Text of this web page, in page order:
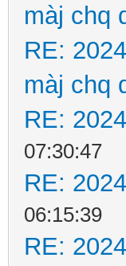
màj chq
RE:
màj chq
RE:
07:30:47
RE:
06:15:39
RE: